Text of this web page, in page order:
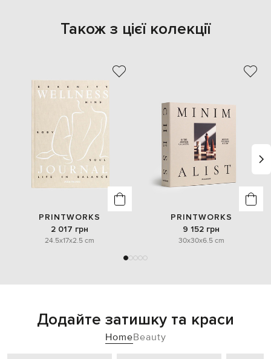
Також з цієї колекції
PRINTWORKS
2 017 грн
24.5x17x2.5 cm
PRINTWORKS
9 152 грн
30x30x6.5 cm
Додайте затишку та краси
HomeBeauty